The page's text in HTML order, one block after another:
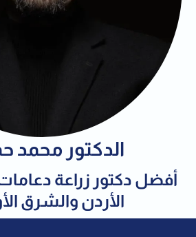
الدكتور محمد
أفضل دكتور زراعة
الأردن والشرق